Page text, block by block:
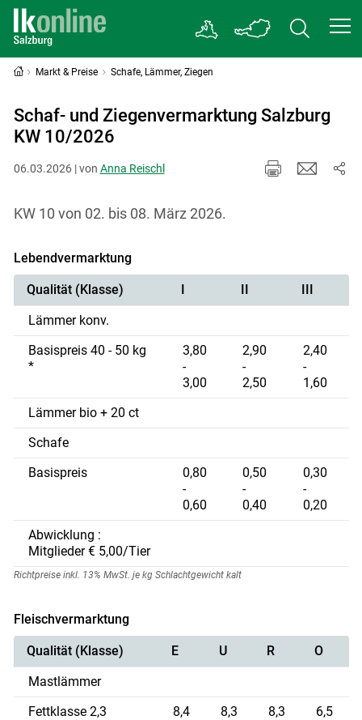
Skip to main content
Markt & Preise Schafe, Lämmer, Ziegen
Schaf- und Ziegenvermarktung Salzburg
KW 10/2026
06.03.2026 | von Anna Reischl
KW 10 von 02. bis 08. März 2026.
Lebendvermarktung
Qualität (Klasse) I II
III
Lämmer konv.
Basispreis 40 - 50 kg
*
3,80
-
3,00
2,90
-
2,50
2,40
-
1,60
Lämmer bio + 20 ct
Schafe
Basispreis
0,80
-
0,60
0,50
-
0,40
0,30
-
0,20
Abwicklung :
Mitglieder € 5,00/Tier
Richtpreise inkl. 13% MwSt. je kg Schlachtgewicht kalt
Fleischvermarktung
Qualität (Klasse) E U R
O
Mastlämmer
Fettklasse 2,3
8,4 8,3 8,3
6,5